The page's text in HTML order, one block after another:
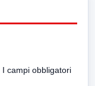
I campi obbligatori